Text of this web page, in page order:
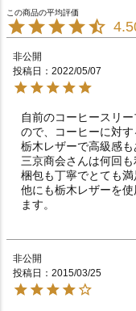
非公開
投稿日
2022/05/07
自前のコーヒースリ
ので、コーヒーに対す
栃木レザーで高級感
三京商会さんは何回
梱包も丁寧でとても満
他にも栃木レザーを
ます。
非公開
投稿日
2015/03/25